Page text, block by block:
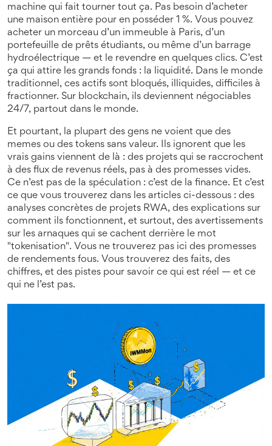
machine qui fait tourner tout ça. Pas besoin d’acheter
une maison entière pour en posséder 1 %. Vous pouvez
acheter un morceau d’un immeuble à Paris, d’un
portefeuille de prêts étudiants, ou même d’un barrage
hydroélectrique — et le revendre en quelques clics. C’est
ça qui attire les grands fonds : la liquidité. Dans le monde
traditionnel, ces actifs sont bloqués, illiquides, difficiles à
fractionner. Sur blockchain, ils deviennent négociables
24/7, partout dans le monde.
Et pourtant, la plupart des gens ne voient que des
memes ou des tokens sans valeur. Ils ignorent que les
vrais gains viennent de là : des projets qui se raccrochent
à des flux de revenus réels, pas à des promesses vides.
Ce n’est pas de la spéculation : c’est de la finance. Et c’est
ce que vous trouverez dans les articles ci-dessous : des
analyses concrètes de projets RWA, des explications sur
comment ils fonctionnent, et surtout, des avertissements
sur les arnaques qui se cachent derrière le mot
"tokenisation". Vous ne trouverez pas ici des promesses
de rendements fous. Vous trouverez des faits, des
chiffres, et des pistes pour savoir ce qui est réel — et ce
qui ne l’est pas.